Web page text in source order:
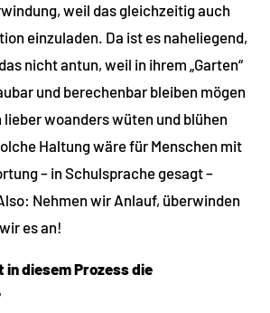
weil das gleichzeitig auch
einzuladen. Da ist es naheliegend,
nicht antun, weil in ihrem „Garten“
und berechenbar bleiben mögen
woanders wüten und blühen
Haltung wäre für Menschen mit
– in Schulsprache gesagt –
Nehmen wir Anlauf, überwinden
es an!
in diesem Prozess die